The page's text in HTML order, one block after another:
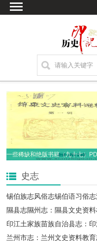
古籍
考古
繁体字转换
联系方式
史志